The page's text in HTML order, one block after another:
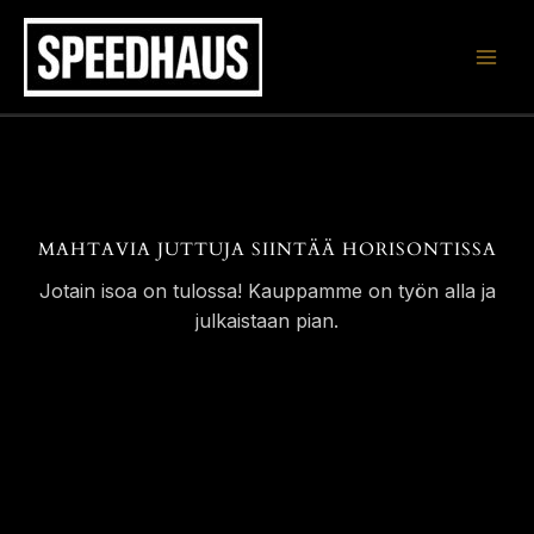
Siirry
sisältöön
MAHTAVIA JUTTUJA SIINTÄÄ HORISONTISSA
Jotain isoa on tulossa! Kauppamme on työn alla ja
julkaistaan pian.